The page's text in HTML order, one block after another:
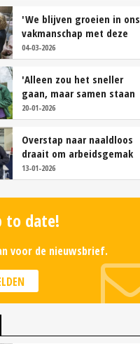
'We blijven groeien in ons
vakmanschap met deze
teamaanpak'
04-03-2026
'Alleen zou het sneller
gaan, maar samen staan
we stukken sterker'
20-01-2026
Overstap naar naaldloos
draait om arbeidsgemak
en diervriendelijkheid
13-01-2026
to date!
voor de nieuwsbrief.